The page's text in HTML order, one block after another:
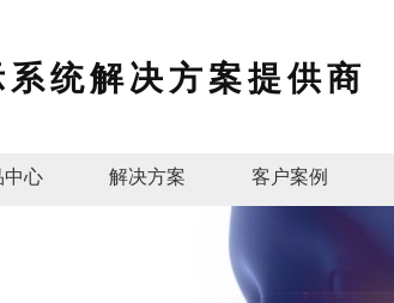
统解决方案提供商
中心 解决方案 客户案例